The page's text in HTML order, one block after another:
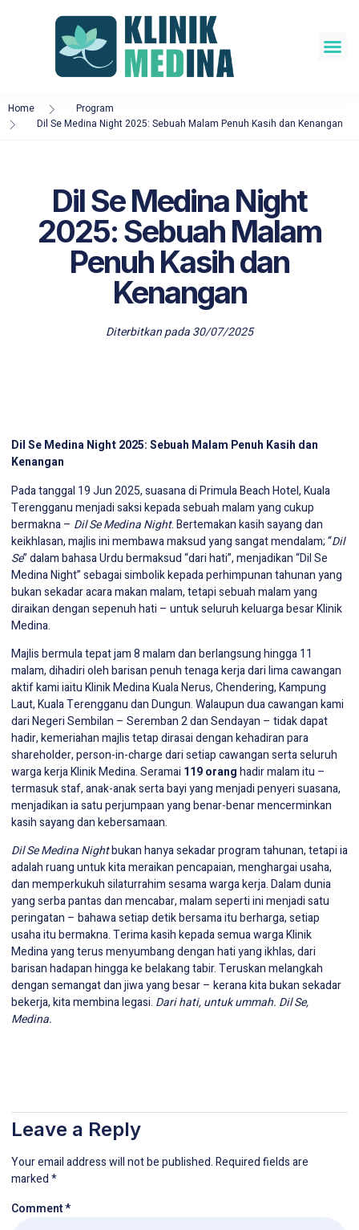
Home
Program
Dil Se Medina Night 2025: Sebuah Malam Penuh Kasih dan Kenangan
Dil Se Medina Night
2025: Sebuah Malam
Penuh Kasih dan
Kenangan
Diterbitkan pada30/07/2025
Dil Se Medina Night 2025: Sebuah Malam Penuh Kasih dan
Kenangan
Pada tanggal 19 Jun 2025, suasana di Primula Beach Hotel, Kuala
Terengganu menjadi saksi kepada sebuah malam yang cukup
bermakna – Dil Se Medina Night. Bertemakan kasih sayang dan
keikhlasan, majlis ini membawa maksud yang sangat mendalam; “Dil
Se” dalam bahasa Urdu bermaksud “dari hati”, menjadikan “Dil Se
Medina Night” sebagai simbolik kepada perhimpunan tahunan yang
bukan sekadar acara makan malam, tetapi sebuah malam yang
diraikan dengan sepenuh hati – untuk seluruh keluarga besar Klinik
Medina.
Majlis bermula tepat jam 8 malam dan berlangsung hingga 11
malam, dihadiri oleh barisan penuh tenaga kerja dari lima cawangan
aktif kami iaitu Klinik Medina Kuala Nerus, Chendering, Kampung
Laut, Kuala Terengganu dan Dungun. Walaupun dua cawangan kami
dari Negeri Sembilan – Seremban 2 dan Sendayan – tidak dapat
hadir, kemeriahan majlis tetap dirasai dengan kehadiran para
shareholder, person-in-charge dari setiap cawangan serta seluruh
warga kerja Klinik Medina. Seramai 119 oranghadir malam itu –
termasuk staf, anak-anak serta bayi yang menjadi penyeri suasana,
menjadikan ia satu perjumpaan yang benar-benar mencerminkan
kasih sayang dan kebersamaan.
Dil Se Medina Nightbukan hanya sekadar program tahunan, tetapi ia
adalah ruang untuk kita meraikan pencapaian, menghargai usaha,
dan memperkukuh silaturrahim sesama warga kerja. Dalam dunia
yang serba pantas dan mencabar, malam seperti ini menjadi satu
peringatan – bahawa setiap detik bersama itu berharga, setiap
usaha itu bermakna. Terima kasih kepada semua warga Klinik
Medina yang terus menyumbang dengan hati yang ikhlas, dari
barisan hadapan hingga ke belakang tabir. Teruskan melangkah
dengan semangat dan jiwa yang besar – kerana kita bukan sekadar
bekerja, kita membina legasi. Dari hati, untuk ummah. Dil Se,
Medina.
Leave a Reply
Your email address will not be published.Required fields are
marked*
Comment*